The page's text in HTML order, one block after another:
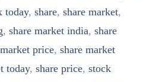
today, share, share market,
, share market india, share
price, share market
today, share price, stock